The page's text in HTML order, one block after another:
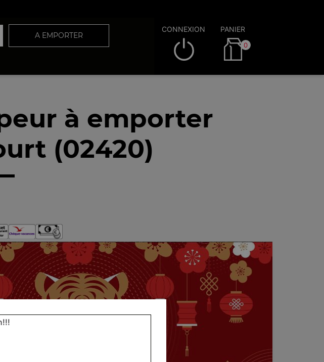
A EMPORTER
CONNEXION PANIER
0
à emporter
(02420)